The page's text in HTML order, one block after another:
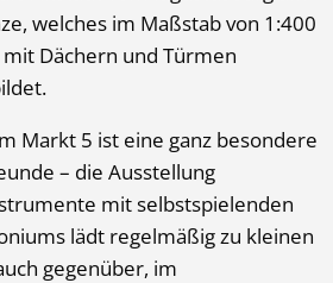
welches im Maßstab von 1:400
Dächern und Türmen
Markt 5 ist eine ganz besondere
– die Ausstellung
mit selbstspielenden
lädt regelmäßig zu kleinen
gegenüber, im